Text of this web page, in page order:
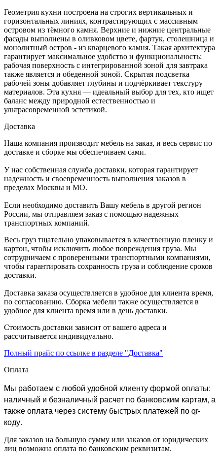
Геометрия кухни построена на строгих вертикальных и
горизонтальных линиях, контрастирующих с массивным
островом из тёмного камня. Верхние и нижние центральные
фасады выполнены в оливковом цвете, фартук, столешница и
монолитный остров - из кварцевого камня. Такая архитектура
гарантирует максимальное удобство и функциональность:
рабочая поверхность с интегрированной зоной для завтрака
также является и обеденной зоной. Скрытая подсветка
рабочей зоны добавляет глубины и подчёркивает текстуру
материалов. Эта кухня — идеальный выбор для тех, кто ищет
баланс между природной естественностью и
ультрасовременной эстетикой.
Доставка
Наша компания производит мебель на заказ, и весь сервис по
доставке и сборке мы обеспечиваем сами.
У нас собственная служба доставки, которая гарантирует
надежность и своевременность выполнения заказов в
пределах Москвы и МО.
Если необходимо доставить Вашу мебель в другой регион
России, мы отправляем заказ с помощью надежных
транспортных компаний.
Весь груз тщательно упаковывается в качественную пленку и
картон, чтобы исключить любое повреждения груза. Мы
сотрудничаем с проверенными транспортными компаниями,
чтобы гарантировать сохранность груза и соблюдение сроков
доставки.
Доставка заказа осуществляется в удобное для клиента время,
по согласованию. Сборка мебели также осуществляется в
удобное для клиента время или в день доставки.
Стоимость доставки зависит от вашего адреса и
рассчитывается индивидуально.
Полный прайс по ссылке в разделе "Доставка"
Оплата
Мы работаем с любой удобной клиенту формой оплаты:
наличный и безналичный расчет по банковским картам, а
также оплата через систему быстрых платежей по qr-
коду.
Для заказов на большую сумму или заказов от юридических
лиц возможна оплата по банковским реквизитам.